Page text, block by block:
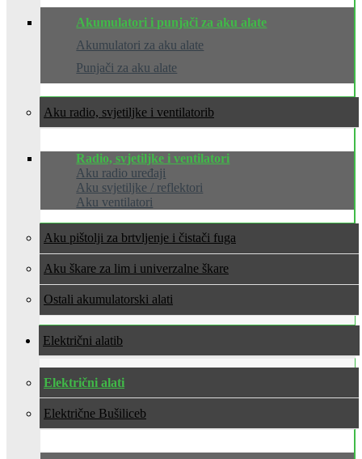
Akumulatori i punjači za aku alate
Akumulatori za aku alate
Punjači za aku alate
Aku radio, svjetiljke i ventilatori
Radio, svjetiljke i ventilatori
Aku radio uređaji
Aku svjetiljke / reflektori
Aku ventilatori
Aku pištolji za brtvljenje i čistači fuga
Aku škare za lim i univerzalne škare
Ostali akumulatorski alati
Električni alati
Električni alati
Električne Bušilice